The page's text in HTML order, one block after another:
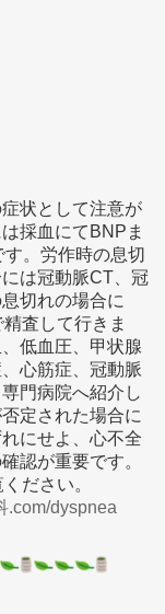
状として注意が
採血にてBNPま
。労作時の息切
は冠動脈CT、冠
切れの場合に
査して行きま
低血圧、甲状腺
心筋症、冠動脈
門病院へ紹介し
定された場合に
にせよ、心不全
認が重要です。
ださい。
.com/dyspnea